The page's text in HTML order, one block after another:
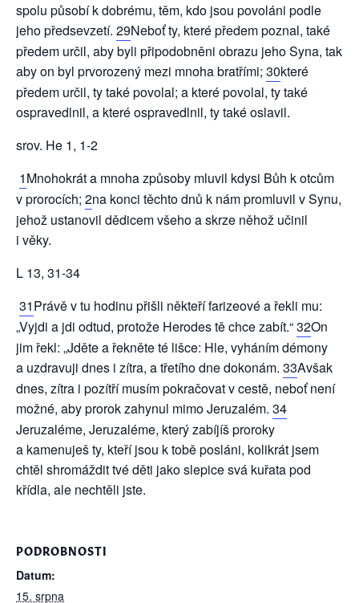
spolu působí k dobrému, těm, kdo jsou povoláni podle
jeho předsevzetí. 29Neboť ty, které předem poznal, také
předem určil, aby byli připodobněni obrazu jeho Syna, tak
aby on byl prvorozený mezi mnoha bratřími; 30které
předem určil, ty také povolal; a které povolal, ty také
ospravedlnil, a které ospravedlnil, ty také oslavil.
srov. He 1, 1-2
1Mnohokrát a mnoha způsoby mluvil kdysi Bůh k otcům
v prorocích; 2na konci těchto dnů k nám promluvil v Synu,
jehož ustanovil dědicem všeho a skrze něhož učinil
i věky.
L 13, 31-34
31Právě v tu hodinu přišli někteří farizeové a řekli mu:
„Vyjdi a jdi odtud, protože Herodes tě chce zabít.“32On
jim řekl: „Jděte a řekněte té lišce: Hle, vyháním démony
a uzdravuji dnes i zítra, a třetího dne dokonám. 33Avšak
dnes, zítra i pozítří musím pokračovat v cestě, neboť není
možné, aby prorok zahynul mimo Jeruzalém. 34
Jeruzaléme, Jeruzaléme, který zabíjíš proroky
a kamenuješ ty, kteří jsou k tobě posláni, kolikrát jsem
chtěl shromáždit tvé děti jako slepice svá kuřata pod
křídla, ale nechtěli jste.
PODROBNOSTI
Datum:
15. srpna